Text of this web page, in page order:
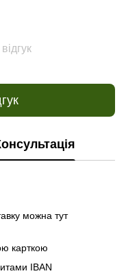
можна тут
карткою
IBAN